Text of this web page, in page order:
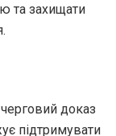
та захищати
доказ
підтримувати